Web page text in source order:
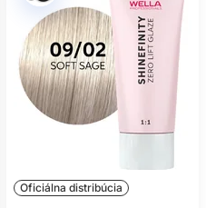
Oficiálna distribúcia